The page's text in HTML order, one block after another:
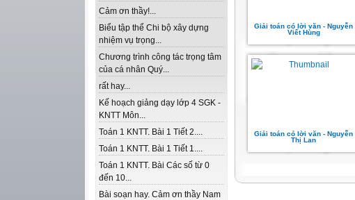
Cảm ơn thầy!...
Biểu tập thể Chi bộ xây dựng
nhiệm vụ trọng...
Chương trình công tác trọng tâm
của cá nhân Quý...
rất hay...
Kế hoạch giảng dạy lớp 4 SGK -
KNTT Môn...
Toán 1 KNTT. Bài 1 Tiết 2....
Toán 1 KNTT. Bài 1 Tiết 1....
Toán 1 KNTT. Bài Các số từ 0
đến 10...
Bài soạn hay. Cảm ơn thầy Nam
Giải toán có lời văn - Nguyễn
Viết Hùng
Giải toán có lời văn - Nguyễn
Thị Lan